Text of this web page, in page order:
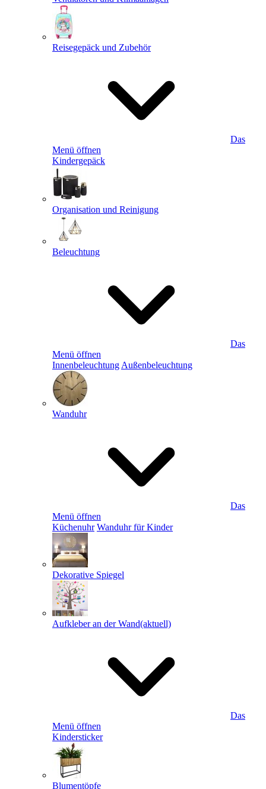
Reisegepäck und Zubehör
Das
Menü öffnen
Kindergepäck
Organisation und Reinigung
Beleuchtung
Das
Menü öffnen
Innenbeleuchtung Außenbeleuchtung
Wanduhr
Das
Menü öffnen
Küchenuhr Wanduhr für Kinder
Dekorative Spiegel
Aufkleber an der Wand(aktuell)
Das
Menü öffnen
Kindersticker
Blumentöpfe